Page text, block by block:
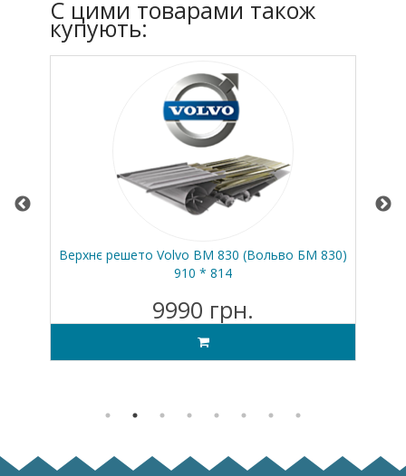
C цими товарами також
купують:
Верхнє решето Volvo BM 830 (Вольво БМ 830)
910 * 814
9990 грн.